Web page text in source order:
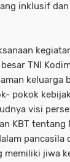
inklusif dan
TNI
keluarga
pokok
visi
KBT tentang
pancasila
memiliki jiwa